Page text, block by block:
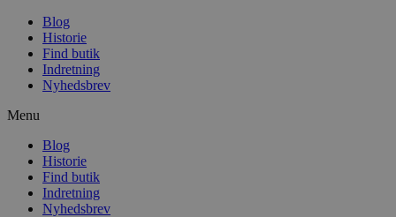
Blog
Historie
Find butik
Indretning
Nyhedsbrev
Menu
Blog
Historie
Find butik
Indretning
Nyhedsbrev